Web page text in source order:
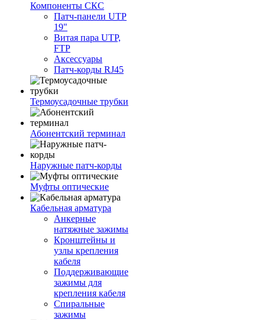
Компоненты СКС
Патч-панели UTP
19"
Витая пара UTP,
FTP
Аксессуары
Патч-корды RJ45
Термоусадочные трубки
Абонентский терминал
Наружные патч-корды
Муфты оптические
Кабельная арматура
Анкерные
натяжные зажимы
Кронштейны и
узлы крепления
кабеля
Поддерживающие
зажимы для
крепления кабеля
Спиральные
зажимы